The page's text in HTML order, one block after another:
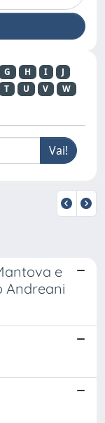
G H I
J
T U V
W
e
Andreani